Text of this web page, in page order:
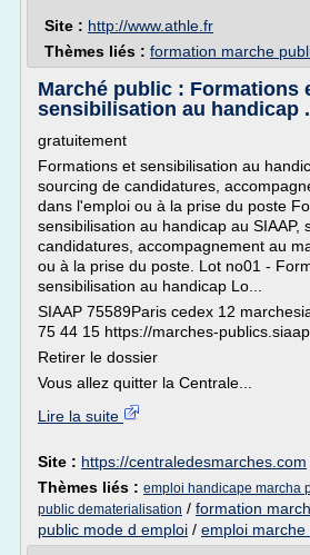
Site : http://www.athle.fr
Thèmes liés : formation marche
Marché public : Formations
sensibilisation au handicap
gratuitement
Formations et sensibilisation au
sourcing de candidatures,
dans l'emploi ou à la prise du poste
sensibilisation au handicap au SIAAP,
candidatures, accompagnement au
ou à la prise du poste. Lot no01 -
sensibilisation au handicap Lo...
SIAAP 75589Paris cedex 12
75 44 15 https://marches-
Retirer le dossier
Vous allez quitter la Centrale...
Lire la suite
Site : https://centraledesmarches.com
Thèmes liés : emploi handicape marcha
public dematerialisation / formation
public mode d emploi / emploi marche